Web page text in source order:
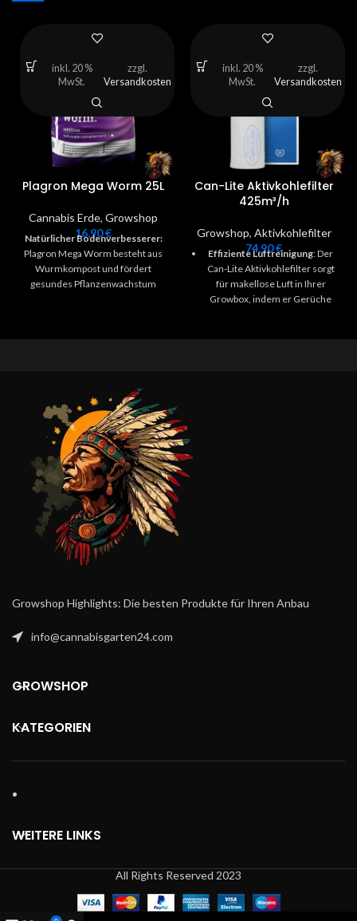
Plagron Mega Worm 25L
Cannabis Erde, Growshop
16,90€
Natürlicher Bodenverbesserer:
Plagron Mega Worm besteht aus
Wurmkompost und fördert
gesundes Pflanzenwachstum
Enthält Mykorrhiza und
Trichoderma, die das Keimen und
die Pflanzengesundheit
beschleunigen.
inkl. 20 %
MwSt.
zzgl.
Versandkosten
Can-Lite Aktivkohlefilter
425m³/h
Growshop, Aktivkohlefilter
74,90€
Effiziente Luftreinigung: Der
Can-Lite Aktivkohlefilter sorgt
für makellose Luft in Ihrer
Growbox, indem er Gerüche
inkl. 20 %
MwSt.
zzgl.
Versandkosten
Growshop Highlights: Die besten Produkte für Ihren Anbau
info@cannabisgarten24.com
GROWSHOP
KATEGORIEN
WEITERE LINKS
All Rights Reserved 2023